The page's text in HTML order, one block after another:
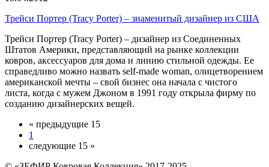
Трейси Портер (Tracy Porter) – знаменитый дизайнер из США
Трейси Портер (Tracy Porter) – дизайнер из Соединенных
Штатов Америки, представляющий на рынке коллекции
ковров, аксессуаров для дома и линию стильной одежды. Ее
справедливо можно назвать self-made woman, олицетворением
американской мечты – свой бизнес она начала с чистого
листа, когда с мужем Джоном в 1991 году открыла фирму по
созданию дизайнерских вещей.
« предыдущие 15
1
следующие 15 »